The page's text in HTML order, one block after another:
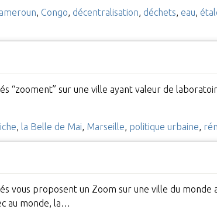
, Congo, décentralisation, déchets, eau,
“zooment” sur une ville ayant valeur de
la Belle de Mai Marseille politique urbaine
vous proposent un Zoom sur une ville du
au monde, la…